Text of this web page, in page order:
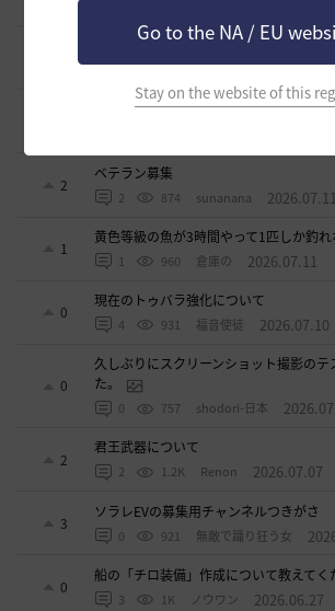
Go to the NA / EU
Stay on the website of this
立ち聞きについて
2 862 マサ 2026.07.23
ワロタwwww
2
ベテラン募集
2 874 sunanana 2026.07.11
1
黄色等級の魚が3時間やって1匹しか釣れ
1 960 倉庫の 2026.07.11
0
現在のトゥバラ強化について
4 931 福音使徒 2026.07.10
0
久しぶりにスクリーンショット撮影のテ
た。
0 757 shodori-日本
2
君王武器について
2 1.2K Renon 2026.07.07
3
ソラレEVの募集用チャンネルつきがさ
0 921 無敵で踊り狂う女
0
船の「チロ装備」作成について教えてく
3 1K ノウワン 2026.06.27